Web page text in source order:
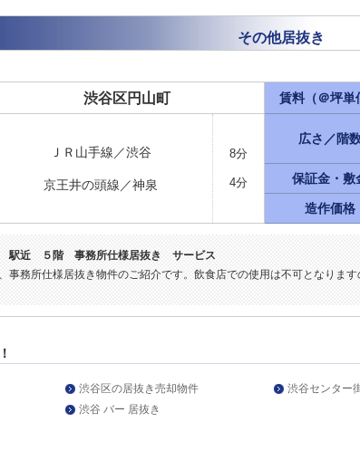
その他居抜き
渋谷区円山町 賃料（＠坪単
ＪＲ山手線／渋谷
京王井の頭線／神泉
8分
4分
広さ／階
保証金・敷
造作価格
近 ５階 事務所仕様居抜き サービス
事務所仕様居抜き物件のご紹介です。飲食店での使用は不可となりま
渋谷区の居抜き売却物件 渋谷センター
渋谷 バー 居抜き